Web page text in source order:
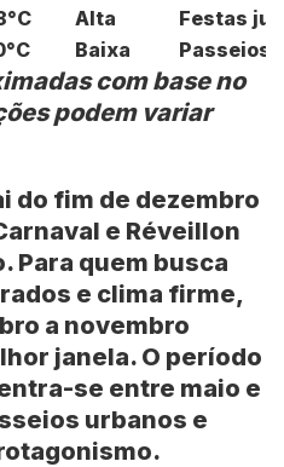
Alta
Festas
Baixa Passeios
com base no
podem variar
do fim de dezembro
e Réveillon
Para quem busca
e clima firme,
a novembro
janela. O período
se entre maio e
urbanos e